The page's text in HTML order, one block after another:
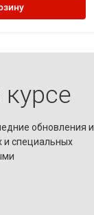
курсе
обновления и
и специальных